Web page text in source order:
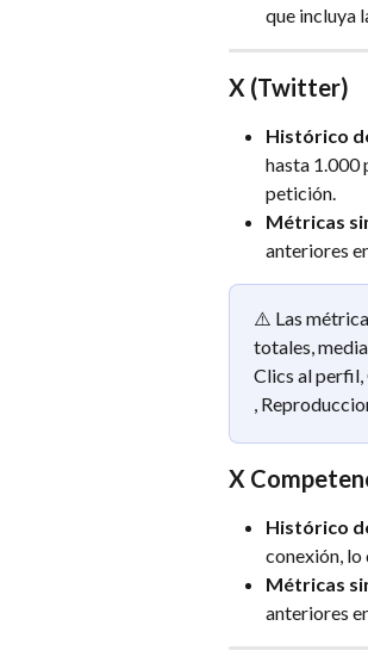
que incluya
X (Twitter)
Histórico
hasta 1.000
petición.
Métricas
anteriores
⚠️ Las
totales,
Clics al perfil​,
,
X
Histórico
conexión, lo
Métricas
anteriores